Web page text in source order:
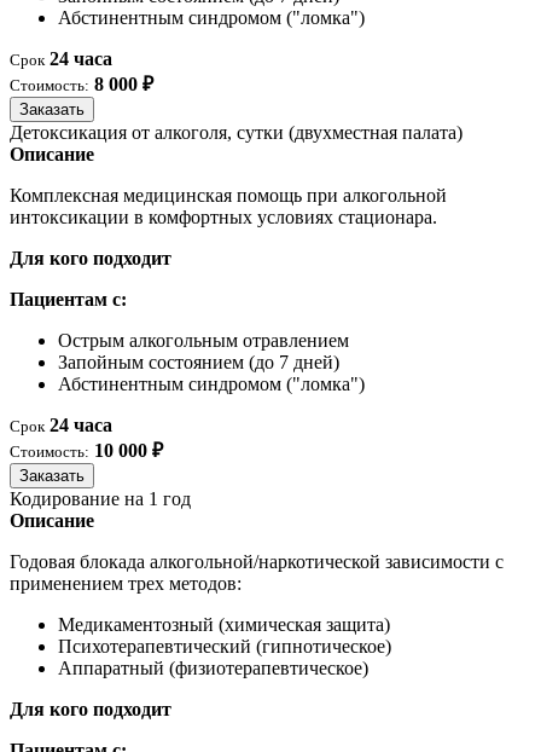
Абстинентным синдромом ("ломка")
Срок 24 часа
Стоимость: 8 000 ₽
Заказать
Детоксикация от алкоголя, сутки (двухместная палата)
Описание
Комплексная медицинская помощь при алкогольной
интоксикации в комфортных условиях стационара.
Для кого подходит
Пациентам с:
Острым алкогольным отравлением
Запойным состоянием (до 7 дней)
Абстинентным синдромом ("ломка")
Срок 24 часа
Стоимость: 10 000 ₽
Заказать
Кодирование на 1 год
Описание
Годовая блокада алкогольной/наркотической зависимости с
применением трех методов:
Медикаментозный (химическая защита)
Психотерапевтический (гипнотическое)
Аппаратный (физиотерапевтическое)
Для кого подходит